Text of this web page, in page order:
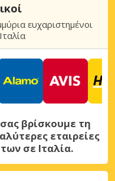
ευχαριστημένοι
βρίσκουμε τη
εταιρείες
σε Ιταλία.